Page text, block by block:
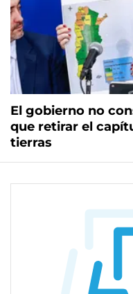
El gobierno no
que retirar el
tierras